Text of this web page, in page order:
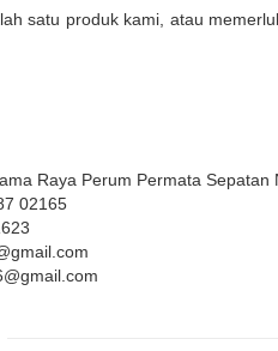
satu produk kami, atau
Raya Perum Permata
02165